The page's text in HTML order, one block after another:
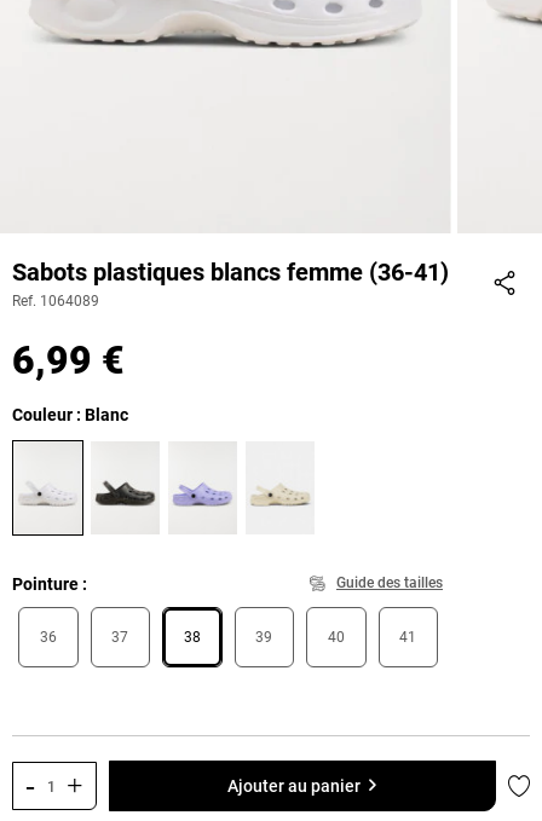
Sabots plastiques blancs femme (36-41)
Ref. 1064089
6,99 €
Couleur : Blanc
Pointure Guide des tailles
36 37 38 39 40 41
- + Ajouter au panier